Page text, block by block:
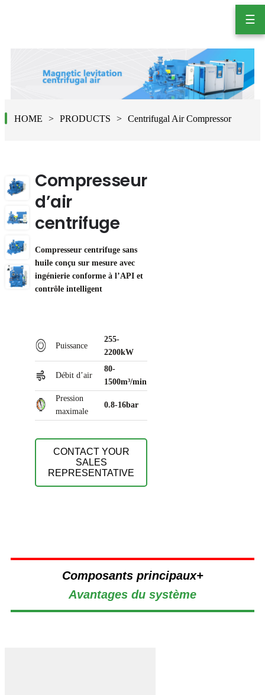
☰
HOME PRODUCTS Centrifugal Air Compressor
Compresseur
d’air
centrifuge
Compresseur centrifuge sans
huile conçu sur mesure avec
ingénierie conforme à l’API et
contrôle intelligent
Puissance
255-
2200kW
Débit d’air
80-
1500m³/min
Pression
maximale
0.8-16bar
CONTACT YOUR
SALES
REPRESENTATIVE
Composants principaux+
Avantages du système